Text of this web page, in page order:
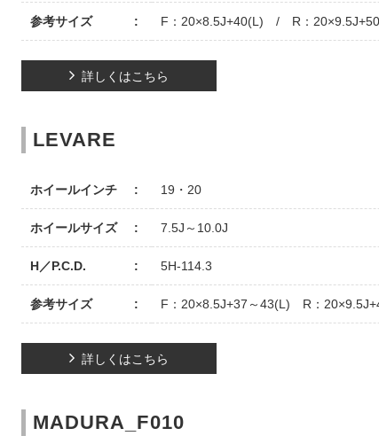
参考サイズ F：20×8.5J+40(L) / R：
詳しくはこちら
LEVARE
ホイールインチ 19・20
ホイールサイズ 7.5J～10.0J
H／P.C.D. 5H-114.3
参考サイズ F：20×8.5J+37～43(L) R：
詳しくはこちら
MADURA_F010